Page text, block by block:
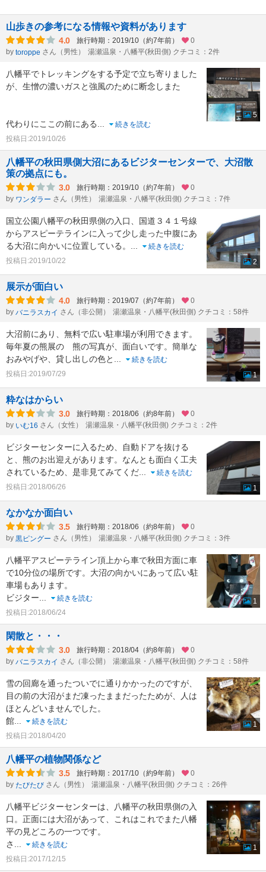
山歩きの参考になる情報や資料があります
4.0 旅行時期：2019/10（約7年前）
0
by toroppe さん（男性） 湯瀬温泉・八幡平(秋田側) クチコミ：2件
八幡平でトレッキングをする予定で立ち寄りました
が、生憎の濃いガスと強風のために断念しまた
代わりにここの前にある...
続きを読む
投稿日:2019/10/26
5
八幡平の秋田県側大沼にあるビジターセンターで、大沼散
策の拠点にも。
3.0 旅行時期：2019/10（約7年前）
0
by ワンダラー さん（男性） 湯瀬温泉・八幡平(秋田側) クチコミ：7件
国立公園八幡平の秋田県側の入口、国道３４１号線
からアスピーテラインに入って少し走った中腹にあ
る大沼に向かいに位置している。 ...
続きを読む
投稿日:2019/10/22
2
展示が面白い
4.0 旅行時期：2019/07（約7年前）
0
by バニラスカイ さん（非公開） 湯瀬温泉・八幡平(秋田側) クチコミ：58件
大沼前にあり、無料で広い駐車場が利用できます。
毎年夏の熊展の 熊の写真が、面白いです。簡単な
おみやげや、貸し出しの色と ...
続きを読む
投稿日:2019/07/29
1
粋なはからい
3.0 旅行時期：2018/06（約8年前）
0
by いむ16 さん（女性） 湯瀬温泉・八幡平(秋田側) クチコミ：2件
ビジターセンターに入るため、自動ドアを抜ける
と、熊のお出迎えがあります。なんとも面白く工夫
されているため、是非見てみてくだ...
続きを読む
投稿日:2018/06/26
1
なかなか面白い
3.5 旅行時期：2018/06（約8年前）
0
by 黒ピングー さん（男性） 湯瀬温泉・八幡平(秋田側) クチコミ：3件
八幡平アスピーテライン頂上から車で秋田方面に車
で10分位の場所です。大沼の向かいにあって広い駐
車場もあります。
ビジター...
続きを読む
投稿日:2018/06/24
1
閑散と・・・
3.0 旅行時期：2018/04（約8年前）
0
by バニラスカイ さん（非公開） 湯瀬温泉・八幡平(秋田側) クチコミ：58件
雪の回廊を通ったついでに通りかかったのですが、
目の前の大沼がまだ凍ったままだったためが、人は
ほとんどいませんでした。
館...
続きを読む
投稿日:2018/04/20
1
八幡平の植物関係など
3.5 旅行時期：2017/10（約9年前）
0
by たびたび さん（男性） 湯瀬温泉・八幡平(秋田側) クチコミ：26件
八幡平ビジターセンターは、八幡平の秋田県側の入
口。正面には大沼があって、これはこれでまた八幡
平の見どころの一つです。
さ ...
続きを読む
投稿日:2017/12/15
1